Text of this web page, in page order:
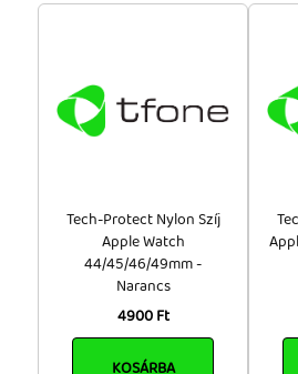
Tech-Protect Nylon Szíj
Apple Watch
44/45/46/49mm -
Narancs
4900 Ft
KOSÁRBA